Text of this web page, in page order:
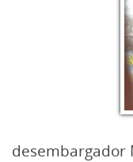
desembargador